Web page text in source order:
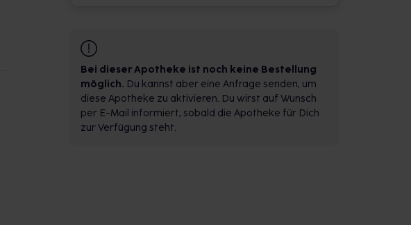
Bei dieser Apotheke ist noch keine Bestellung
möglich. Du kannst aber eine Anfrage senden, um
diese Apotheke zu aktivieren. Du wirst auf Wunsch
per E-Mail informiert, sobald die Apotheke für Dich
zur Verfügung steht.